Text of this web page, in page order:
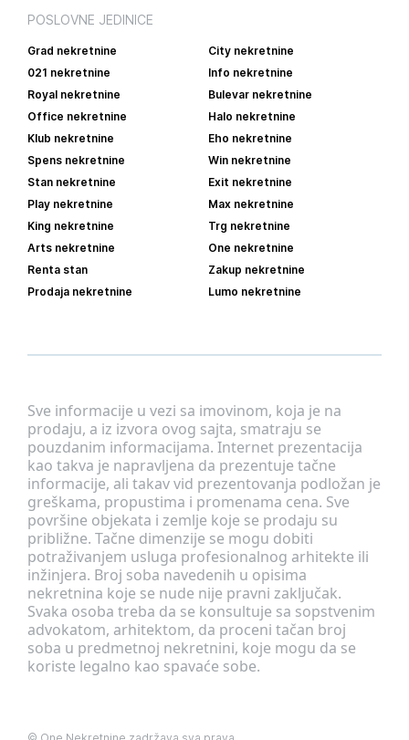
Sve informacije u vezi sa imovinom, koja je na
prodaju, a iz izvora ovog sajta, smatraju se
pouzdanim informacijama. Internet prezentacija
kao takva je napravljena da prezentuje tačne
informacije, ali takav vid prezentovanja podložan je
greškama, propustima i promenama cena. Sve
površine objekata i zemlje koje se prodaju su
približne. Tačne dimenzije se mogu dobiti
potraživanjem usluga profesionalnog arhitekte ili
inžinjera. Broj soba navedenih u opisima
nekretnina koje se nude nije pravni zaključak.
Svaka osoba treba da se konsultuje sa sopstvenim
advokatom, arhitektom, da proceni tačan broj
soba u predmetnoj nekretnini, koje mogu da se
koriste legalno kao spavaće sobe.
POSLOVNE JEDINICE
Grad nekretnine
City nekretnine
021 nekretnine
Info nekretnine
Royal nekretnine
Bulevar nekretnine
Office nekretnine
Halo nekretnine
Klub nekretnine
Eho nekretnine
Spens nekretnine
Win nekretnine
Stan nekretnine
Exit nekretnine
Play nekretnine
Max nekretnine
King nekretnine
Trg nekretnine
Arts nekretnine
One nekretnine
Renta stan
Zakup nekretnine
Prodaja nekretnine
Lumo nekretnine